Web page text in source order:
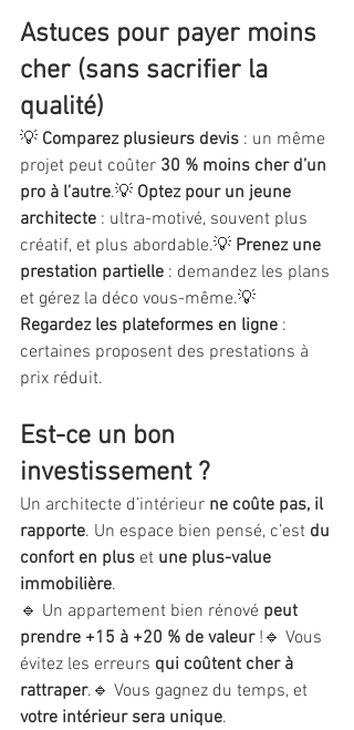
Astuces pour payer moins
cher (sans sacrifier la
qualité)
💡 Comparez plusieurs devis : un même
projet peut coûter 30 % moins cher d’un
pro à l’autre.💡 Optez pour un jeune
architecte : ultra-motivé, souvent plus
créatif, et plus abordable.💡 Prenez une
prestation partielle : demandez les plans
et gérez la déco vous-même.💡
Regardez les plateformes en ligne :
certaines proposent des prestations à
prix réduit.
Est-ce un bon
investissement ?
Un architecte d’intérieur ne coûte pas, il
rapporte. Un espace bien pensé, c’est du
confort en plus et une plus-value
immobilière.
🔹 Un appartement bien rénové peut
prendre +15 à +20 % de valeur !🔹 Vous
évitez les erreurs qui coûtent cher à
rattraper.🔹 Vous gagnez du temps, et
votre intérieur sera unique.